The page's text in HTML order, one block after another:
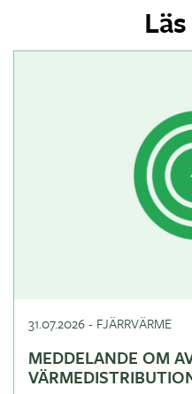
31.07.2026- FJÄRRVÄRME
MEDDELANDE OM